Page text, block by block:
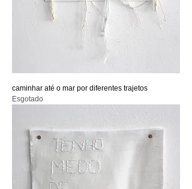
caminhar até o mar por diferentes trajetos
Esgotado